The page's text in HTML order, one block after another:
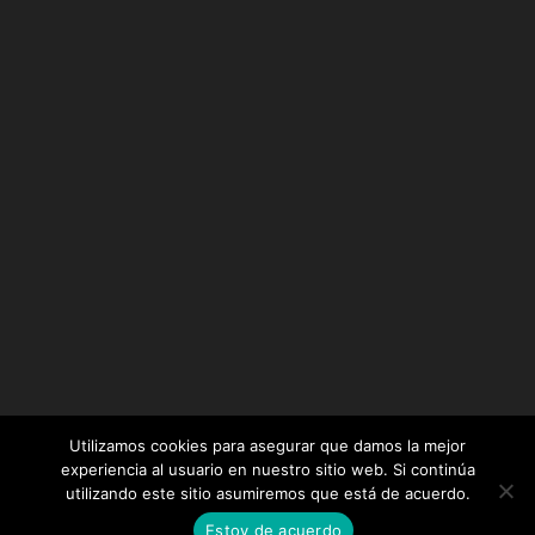
Diseñado por Elegant Themes| Desarrollado por
Utilizamos cookies para asegurar que damos la mejor
experiencia al usuario en nuestro sitio web. Si continúa
utilizando este sitio asumiremos que está de acuerdo.
Estoy de acuerdo